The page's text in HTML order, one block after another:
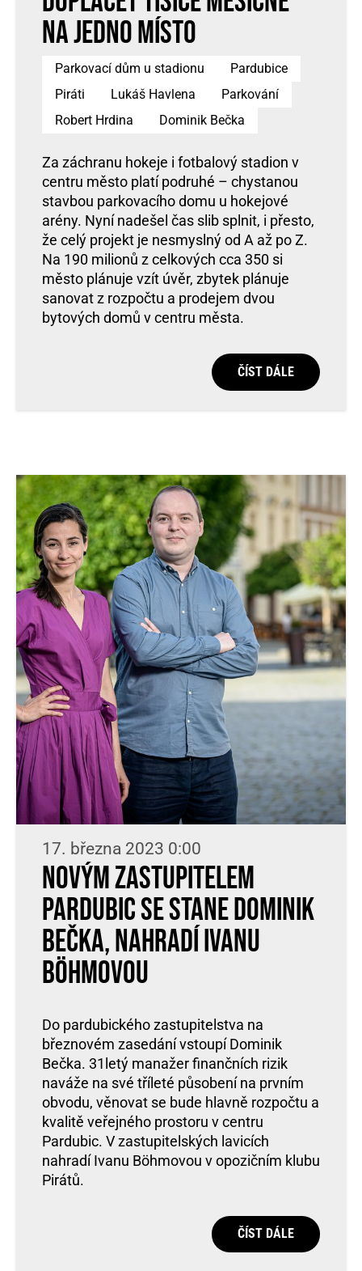
na jedno místo
Parkovací dům u stadionu
Pardubice
Piráti
Lukáš Havlena
Parkování
Robert Hrdina
Dominik Bečka
Za záchranu hokeje i fotbalový stadion v
centru město platí podruhé – chystanou
stavbou parkovacího domu u hokejové
arény. Nyní nadešel čas slib splnit, i přesto,
že celý projekt je nesmyslný od A až po Z.
Na 190 milionů z celkových cca 350 si
město plánuje vzít úvěr, zbytek plánuje
sanovat z rozpočtu a prodejem dvou
bytových domů v centru města.
ČÍST DÁLE
17. března 2023 0:00
Novým zastupitelem
Pardubic se stane Dominik
Bečka, nahradí Ivanu
Böhmovou
Do pardubického zastupitelstva na
březnovém zasedání vstoupí Dominik
Bečka. 31letý manažer finančních rizik
naváže na své tříleté působení na prvním
obvodu, věnovat se bude hlavně rozpočtu a
kvalitě veřejného prostoru v centru
Pardubic. V zastupitelských lavicích
nahradí Ivanu Böhmovou v opozičním klubu
Pirátů.
ČÍST DÁLE